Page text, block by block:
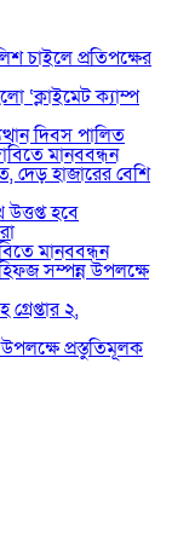
চাইলে প্রতিপক্ষের
‘ক্লাইমেট ক্যাম্প
দিবস পালিত
মানববন্ধন
দেড় হাজারের বেশি
হবে
মানববন্ধন
হিফজ সম্পন্ন উপলক্ষে
২,
প্রস্তুতিমূলক